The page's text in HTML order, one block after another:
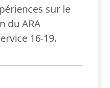
sur le
du ARA
16-19.